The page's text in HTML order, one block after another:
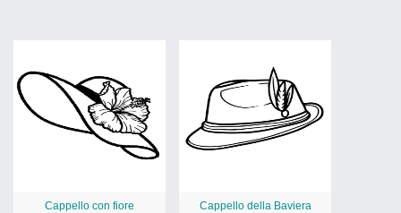
Cappello con fiore Cappello della Baviera